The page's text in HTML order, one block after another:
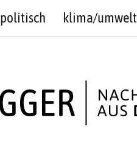
politisch klima/umwelt